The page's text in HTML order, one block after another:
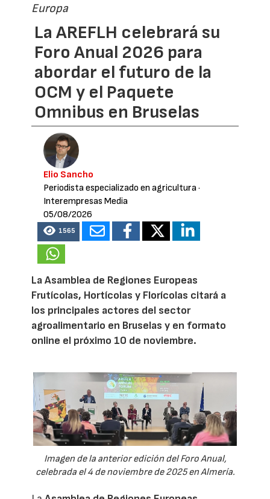
Europa
La AREFLH celebrará su
Foro Anual 2026 para
abordar el futuro de la
OCM y el Paquete
Omnibus en Bruselas
Elio Sancho
Periodista especializado en agricultura·
Interempresas Media
05/08/2026
1565
La Asamblea de Regiones Europeas
Frutícolas, Hortícolas y Florícolas citará a
los principales actores del sector
agroalimentario en Bruselas y en formato
online el próximo 10 de noviembre.
Imagen de la anterior edición del Foro Anual,
celebrada el 4 de noviembre de 2025 en Almería.